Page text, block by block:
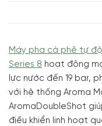
Máy pha cà phê tự
Series 8 hoạt động
lực nước đến 19 bar,
với hệ thống Aroma
AromaDoubleShot
điều khiển linh hoạt